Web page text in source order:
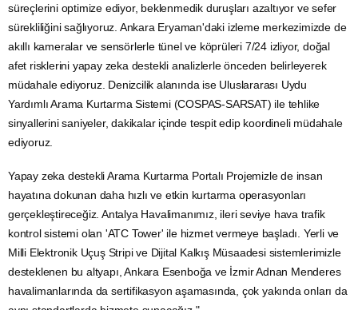
süreçlerini optimize ediyor, beklenmedik duruşları azaltıyor ve sefer
sürekliliğini sağlıyoruz. Ankara Eryaman'daki izleme merkezimizde de
akıllı kameralar ve sensörlerle tünel ve köprüleri 7/24 izliyor, doğal
afet risklerini yapay zeka destekli analizlerle önceden belirleyerek
müdahale ediyoruz. Denizcilik alanında ise Uluslararası Uydu
Yardımlı Arama Kurtarma Sistemi (COSPAS-SARSAT) ile tehlike
sinyallerini saniyeler, dakikalar içinde tespit edip koordineli müdahale
ediyoruz.
Yapay zeka destekli Arama Kurtarma Portalı Projemizle de insan
hayatına dokunan daha hızlı ve etkin kurtarma operasyonları
gerçekleştireceğiz.Antalya Havalimanımız, ileri seviye hava trafik
kontrol sistemi olan 'ATC Tower' ile hizmet vermeye başladı. Yerli ve
Milli Elektronik Uçuş Stripi ve Dijital Kalkış Müsaadesi sistemlerimizle
desteklenen bu altyapı, Ankara Esenboğa ve İzmirAdnan Menderes
havalimanlarında da sertifikasyon aşamasında, çok yakında onları da